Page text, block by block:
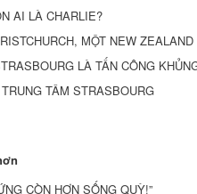
AI LÀ CHARLIE?
MỘT NEW
LÀ TẤN CÔNG
TÂM STRASBOURG
CÒN HƠN SỐNG QUỲ!”